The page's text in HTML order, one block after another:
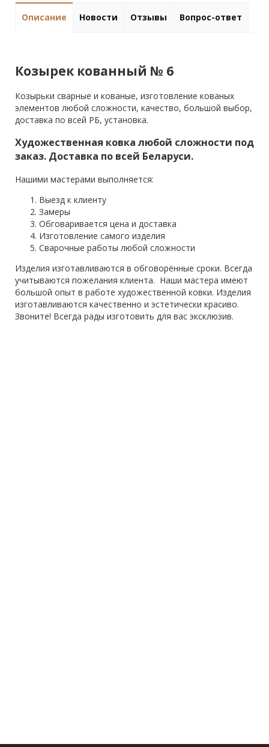
Описание Новости Отзывы Вопрос-ответ
Козырек кованный № 6
Козырьки сварные и кованые, изготовление кованых
элементов любой сложности, качество, большой выбор,
доставка по всей РБ, установка.
Художественная ковка любой сложности под
заказ. Доставка по всей Беларуси.
Нашими мастерами выполняется:
Выезд к клиенту
Замеры
Обговаривается цена и доставка
Изготовление самого изделия
Сварочные работы любой сложности
Изделия изготавливаются в обговорённые сроки. Всегда
учитываются пожелания клиента. Наши мастера имеют
большой опыт в работе художественной ковки. Изделия
изготавливаются качественно и эстетически красиво.
Звоните! Всегда рады изготовить для вас эксклюзив.